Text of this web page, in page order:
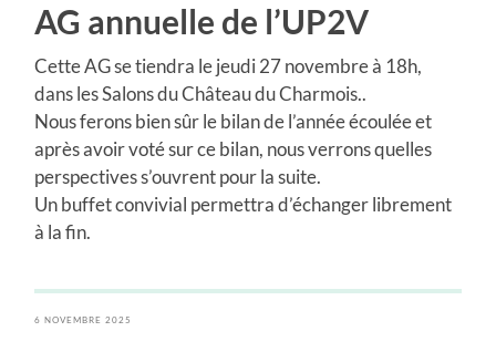
AG annuelle de l’UP2V
Cette AG se tiendra le jeudi 27 novembre à 18h,
dans les Salons du Château du Charmois..
Nous ferons bien sûr le bilan de l’année écoulée et
après avoir voté sur ce bilan, nous verrons quelles
perspectives s’ouvrent pour la suite.
Un buffet convivial permettra d’échanger librement
à la fin.
6 NOVEMBRE 2025